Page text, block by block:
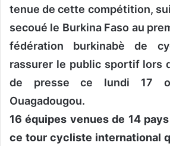
e
l
tenue de cette compétition,
secoué le Burkina Faso au
fédération burkinabè de
rassurer le public sportif lors
de presse ce lundi 17
Ouagadougou.
16 équipes venues de 14
ce tour cycliste international